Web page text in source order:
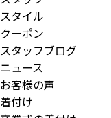
スタイル
クーポン
スタッフブログ
ニュース
お客様の声
着付け